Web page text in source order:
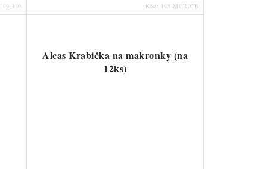
149-380 Kód: 105-MCR02B
Alcas Krabička na makronky (na
12ks)